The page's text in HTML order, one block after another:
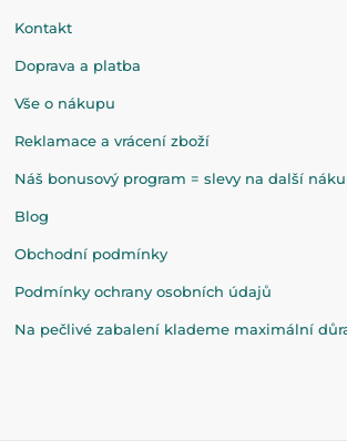
Kontakt
Doprava a platba
Vše o nákupu
Reklamace a vrácení zboží
Náš bonusový program = slevy na další
Blog
Obchodní podmínky
Podmínky ochrany osobních údajů
Na pečlivé zabalení klademe maximální